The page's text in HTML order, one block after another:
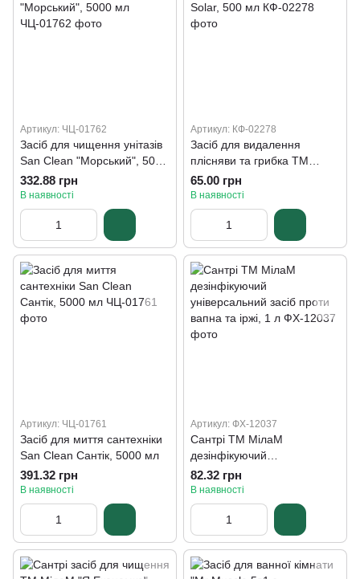
Артикул: ЧЦ-01762
Засіб для чищення унітазів
San Clean "Морський", 5000
мл
332.88 грн
В наявності
Артикул: КФ-02278
Засіб для видалення
плісняви та грибка ТМ
Solar, 500 мл
65.00 грн
В наявності
Артикул: ЧЦ-01761
Засіб для миття сантехніки
San Clean Сантік, 5000 мл
391.32 грн
В наявності
Артикул: ФХ-12037
Сантрі ТМ МілаМ
дезінфікуючий
універсальний засіб проти
вапна та іржі, 1 л
82.32 грн
В наявності